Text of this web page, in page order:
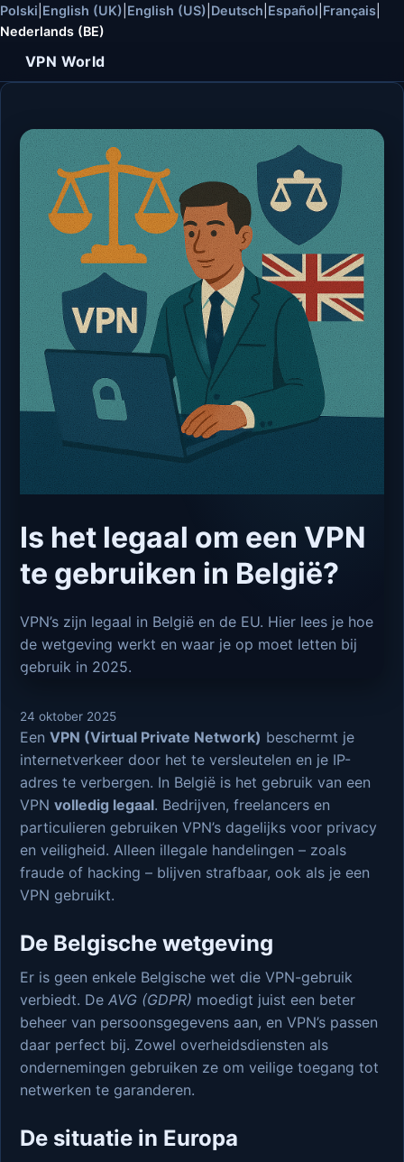
Polski English (UK) English (US) Deutsch Español Français
Nederlands (BE)
VPN World
Is het legaal om een VPN
te gebruiken in België?
VPN’s zijn legaal in België en de EU. Hier lees je hoe
de wetgeving werkt en waar je op moet letten bij
gebruik in 2025.
24 oktober 2025
Een VPN (Virtual Private Network) beschermt je
internetverkeer door het te versleutelen en je IP-
adres te verbergen. In België is het gebruik van een
VPN volledig legaal. Bedrijven, freelancers en
particulieren gebruiken VPN’s dagelijks voor privacy
en veiligheid. Alleen illegale handelingen – zoals
fraude of hacking – blijven strafbaar, ook als je een
VPN gebruikt.
De Belgische wetgeving
Er is geen enkele Belgische wet die VPN-gebruik
verbiedt. De AVG (GDPR) moedigt juist een beter
beheer van persoonsgegevens aan, en VPN’s passen
daar perfect bij. Zowel overheidsdiensten als
ondernemingen gebruiken ze om veilige toegang tot
netwerken te garanderen.
De situatie in Europa